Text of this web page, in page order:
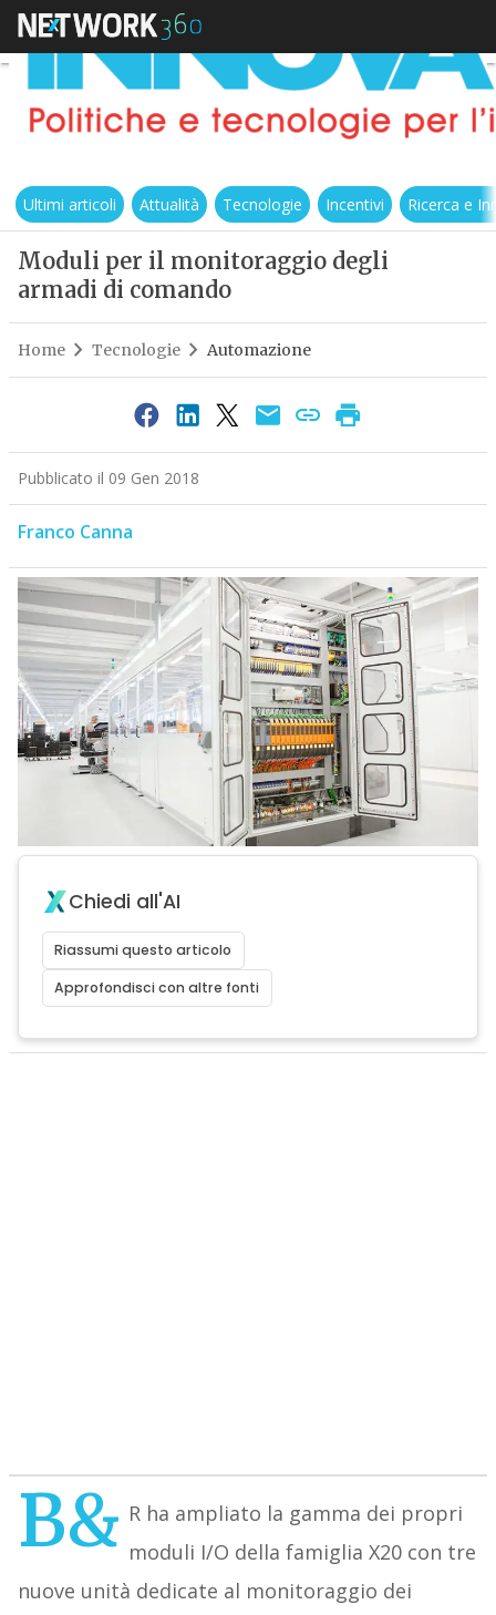
Ultimi articoli Attualità Tecnologie Incentivi Ricerca e
Moduli per il monitoraggio degli
armadi di comando
Home Tecnologie Automazione
Pubblicato il 09 Gen 2018
Franco Canna
Chiedi all'AI
Riassumi questo articolo
Approfondisci con altre fonti
B& R ha ampliato la gamma dei propri
moduli I/O della famiglia X20 con tre
nuove unità dedicate al monitoraggio dei